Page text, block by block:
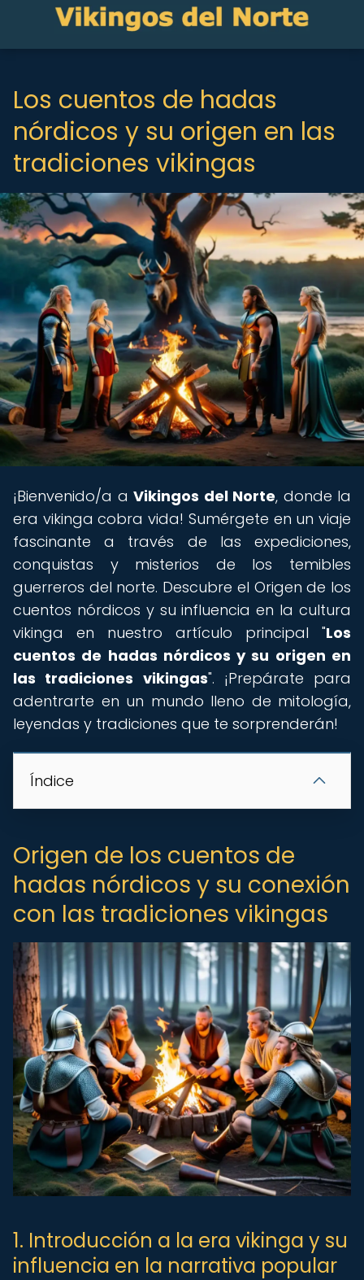
Los cuentos de hadas
nórdicos y su origen en las
tradiciones vikingas
¡Bienvenido/a a Vikingos del Norte, donde la
era vikinga cobra vida! Sumérgete en un viaje
fascinante a través de las expediciones,
conquistas y misterios de los temibles
guerreros del norte. Descubre el Origen de los
cuentos nórdicos y su influencia en la cultura
vikinga en nuestro artículo principal "Los
cuentos de hadas nórdicos y su origen en
las tradiciones vikingas". ¡Prepárate para
adentrarte en un mundo lleno de mitología,
leyendas y tradiciones que te sorprenderán!
Índice
Origen de los cuentos de
hadas nórdicos y su conexión
con las tradiciones vikingas
1. Introducción a la era vikinga y su
influencia en la narrativa popular